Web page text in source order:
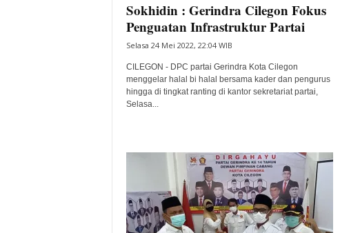
Sokhidin : Gerindra Cilegon Fokus
Penguatan Infrastruktur Partai
Selasa 24 Mei 2022, 22:04 WIB
CILEGON - DPC partai Gerindra Kota Cilegon
menggelar halal bi halal bersama kader dan pengurus
hingga di tingkat ranting di kantor sekretariat partai,
Selasa...